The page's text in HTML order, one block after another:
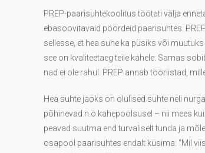
PREP-paarisuhtekoolitus töötati välja
ebasoovitavaid pöördeid paarisuhtes.
sellesse, et hea suhe ka püsiks või
see on kvaliteetaeg teile kahele. Samas
nad ei ole rahul. PREP annab tööriistad,
Hea suhte jaoks on olulised suhte neli
põhinevad n.ö kahepoolsusel – nii mees
peavad suutma end turvaliselt tunda ja
osapool paarisuhtes endalt küsima: “Mil